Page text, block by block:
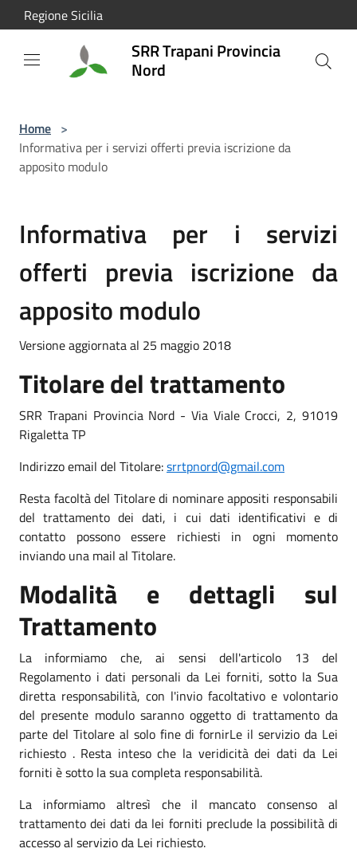
Salta al contenuto principale
Regione Sicilia
SRR Trapani Provincia
Nord
Home >
Informativa per i servizi offerti previa iscrizione da
apposito modulo
Informativa per i servizi
offerti previa iscrizione da
apposito modulo
Versione aggiornata al 25 maggio 2018
Titolare del trattamento
SRR Trapani Provincia Nord - Via Viale Crocci, 2, 91019
Rigaletta TP
Indirizzo email del Titolare:srrtpnord@gmail.com
Resta facoltà del Titolare di nominare appositi responsabili
del trattamento dei dati, i cui dati identificativi e di
contatto possono essere richiesti in ogni momento
inviando una mail al Titolare.
Modalità e dettagli sul
Trattamento
La informiamo che, ai sensi dell'articolo 13 del
Regolamento i dati personali da Lei forniti, sotto la Sua
diretta responsabilità, con l'invio facoltativo e volontario
del presente modulo saranno oggetto di trattamento da
parte del Titolare al solo fine di fornirLe il servizio da Lei
richiesto . Resta inteso che la veridicità dei dati da Lei
forniti è sotto la sua completa responsabilità.
La informiamo altresì che il mancato consenso al
trattamento dei dati da lei forniti preclude la possibilità di
accesso al servizio da Lei richiesto.